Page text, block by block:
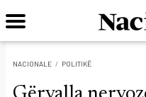
NACIONALE POLITIKË